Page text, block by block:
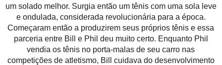
um solado melhor. Surgia então um tênis com uma sola leve
e ondulada, considerada revolucionária para a época.
Começaram então a produzirem seus próprios tênis e essa
parceria entre Bill e Phil deu muito certo. Enquanto Phil
vendia os tênis no porta-malas de seu carro nas
competições de atletismo, Bill cuidava do desenvolvimento